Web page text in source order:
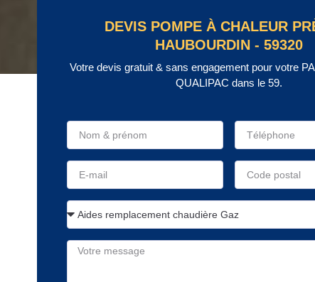
DEVIS POMPE À CHALEUR
HAUBOURDIN - 59320
Votre devis gratuit & sans engagement pour votre
QUALIPAC dans le 59.